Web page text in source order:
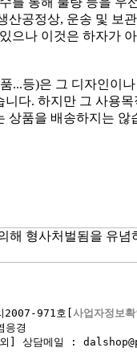
산공정상, 운송 및 보
으나 이것은 하자가
...등)은 그 디자인이나
다. 하지만 그 사용목
상품을 배송하지는 않
해 형사처벌됨을 유념
2007-971호[ 사업자정보확
응경
] 상담메일 :